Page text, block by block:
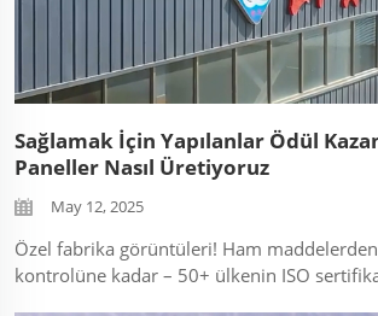
Sağlamak İçin Yapılanlar Ödül
Paneller Nasıl Üretiyoruz
May 12, 2025
Özel fabrika görüntüleri! Ham
kontrolüne kadar – 50+ ülkenin ISO